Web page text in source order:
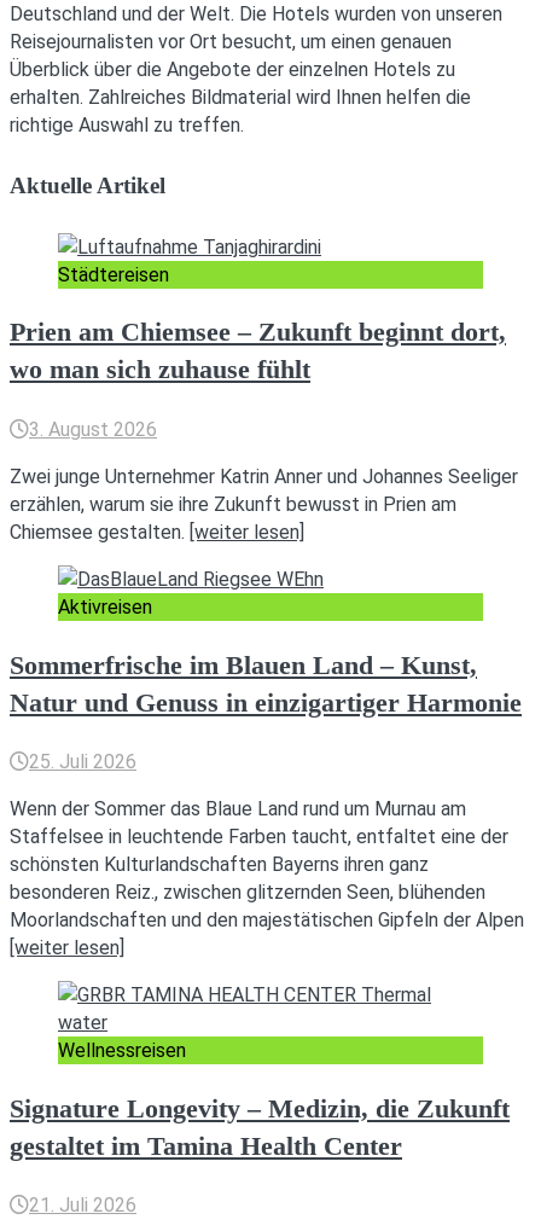
Deutschland und der Welt. Die Hotels wurden von unseren
Reisejournalisten vor Ort besucht, um einen genauen
Überblick über die Angebote der einzelnen Hotels zu
erhalten. Zahlreiches Bildmaterial wird Ihnen helfen die
richtige Auswahl zu treffen.
Aktuelle Artikel
Städtereisen
Prien am Chiemsee – Zukunft beginnt dort,
wo man sich zuhause fühlt
3. August 2026
Zwei junge Unternehmer Katrin Anner und Johannes Seeliger
erzählen, warum sie ihre Zukunft bewusst in Prien am
Chiemsee gestalten. [weiter lesen]
Aktivreisen
Sommerfrische im Blauen Land – Kunst,
Natur und Genuss in einzigartiger Harmonie
25. Juli 2026
Wenn der Sommer das Blaue Land rund um Murnau am
Staffelsee in leuchtende Farben taucht, entfaltet eine der
schönsten Kulturlandschaften Bayerns ihren ganz
besonderen Reiz., zwischen glitzernden Seen, blühenden
Moorlandschaften und den majestätischen Gipfeln der Alpen
[weiter lesen]
Wellnessreisen
Signature Longevity – Medizin, die Zukunft
gestaltet im Tamina Health Center
21. Juli 2026